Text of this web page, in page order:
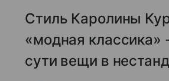
Стиль Каролины
«модная классика»
сути вещи в